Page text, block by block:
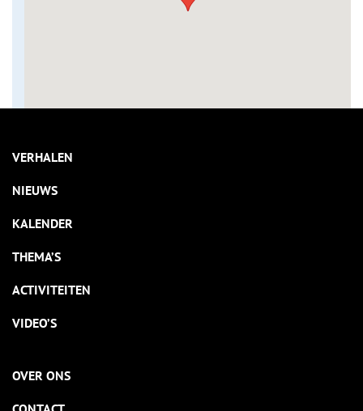
VERHALEN
NIEUWS
KALENDER
THEMA’S
ACTIVITEITEN
VIDEO’S
OVER ONS